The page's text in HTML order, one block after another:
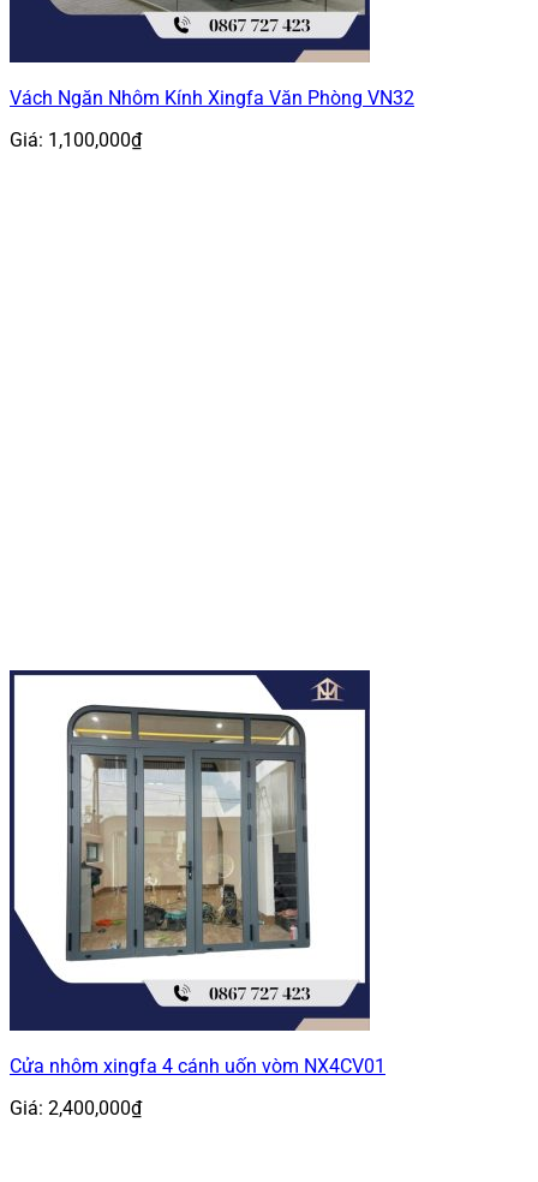
Vách Ngăn Nhôm Kính Xingfa Văn Phòng VN32
Giá: 1,100,000₫
Cửa nhôm xingfa 4 cánh uốn vòm NX4CV01
Giá: 2,400,000₫